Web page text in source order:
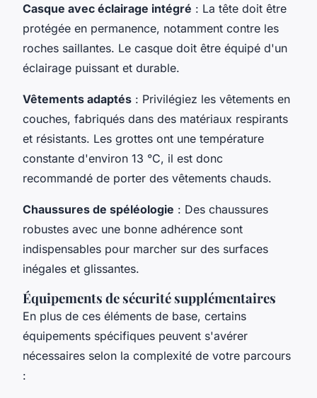
Casque avec éclairage intégré : La tête doit être
protégée en permanence, notamment contre les
roches saillantes. Le casque doit être équipé d'un
éclairage puissant et durable.
Vêtements adaptés : Privilégiez les vêtements en
couches, fabriqués dans des matériaux respirants
et résistants. Les grottes ont une température
constante d'environ 13 °C, il est donc
recommandé de porter des vêtements chauds.
Chaussures de spéléologie : Des chaussures
robustes avec une bonne adhérence sont
indispensables pour marcher sur des surfaces
inégales et glissantes.
Équipements de sécurité supplémentaires
En plus de ces éléments de base, certains
équipements spécifiques peuvent s'avérer
nécessaires selon la complexité de votre parcours
: